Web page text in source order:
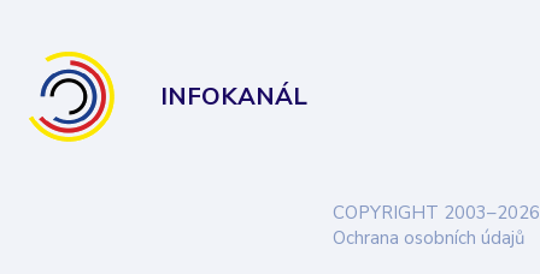
INFOKANÁL
COPYRIGHT 2003–2026
Ochrana osobních údajů